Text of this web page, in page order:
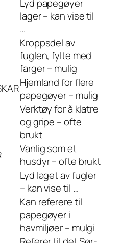
Lyd papegøyer
lager – kan vise til
…
Kroppsdel av
fuglen, fylte med
farger – mulig
Hjemland for flere
papegøyer – mulig
Verktøy for å klatre
og gripe – ofte
brukt
Vanlig som et
husdyr – ofte brukt
Lyd laget av fugler
– kan vise til …
Kan referere til
papegøyer i
havmiljøer – mulgi